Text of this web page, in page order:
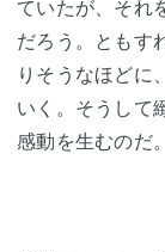
ていたが、それ
だろう。ともす
りそうなほどに
いく。そうして
感動を生むのだ。